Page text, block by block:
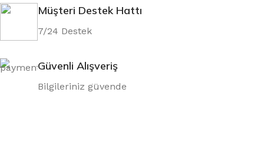
Müşteri Destek Hattı
7/24 Destek
Güvenli Alışveriş
Bilgileriniz güvende